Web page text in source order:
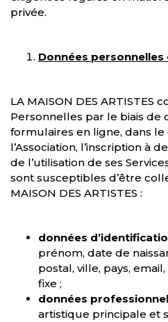
privée.
Données personnelles
LA MAISON DES ARTISTES
Personnelles par le biais de
formulaires en ligne, dans le
l’Association, l’inscription à
de l’utilisation de ses
sont susceptibles d’être
MAISON DES ARTISTES :
données
prénom, date de
postal, ville, pays,
fixe ;
données
artistique principale et